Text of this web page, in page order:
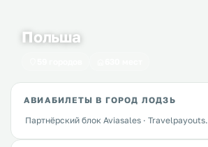
Польша
АВИАБИЛЕТЫ В ГОРОД ЛОДЗЬ
Партнёрский блок Aviasales · Travelpayouts.